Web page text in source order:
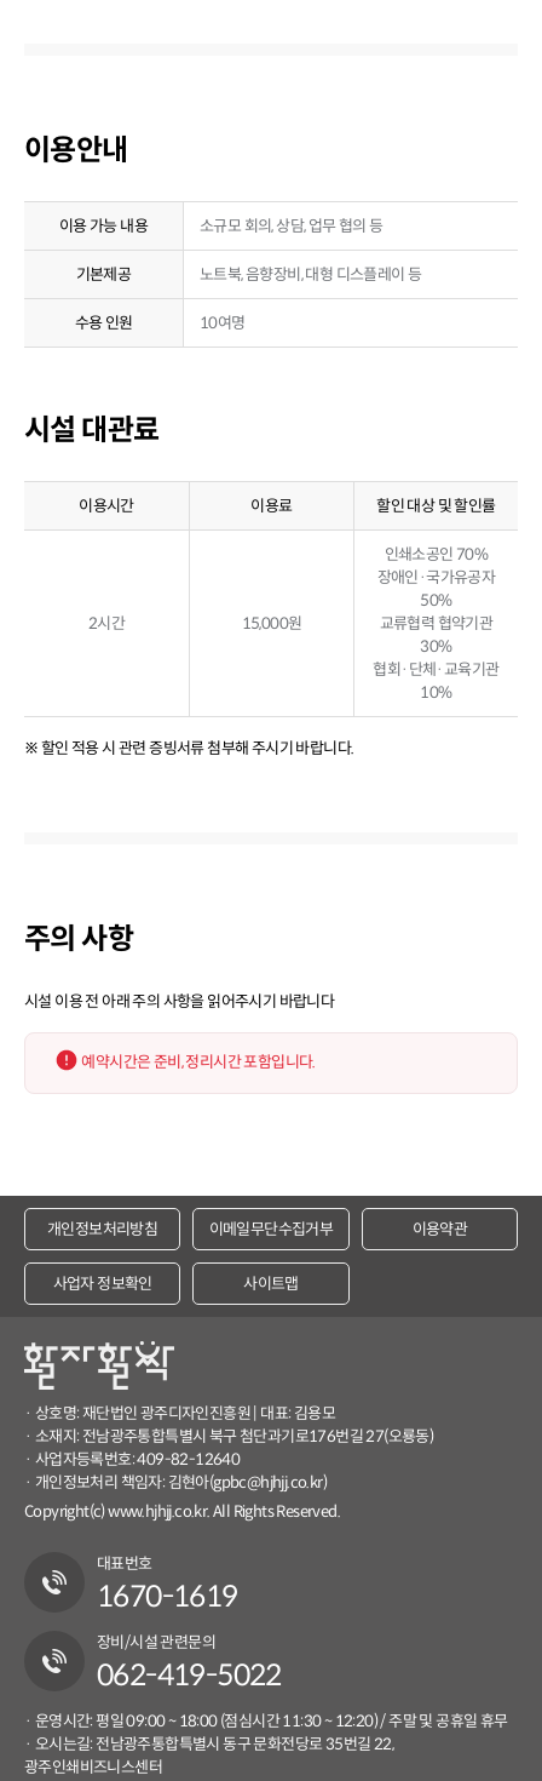
이용안내
이용 가능 내용 소규모 회의, 상담, 업무 협의 등
기본제공 노트북, 음향장비, 대형 디스플레이 등
수용 인원 10여명
시설 대관료
이용시간 이용료 할인 대상 및 할인률
2시간 15,000원
인쇄소공인 70%
장애인·국가유공자
50%
교류협력 협약기관
30%
협회·단체·교육기관
10%
※ 할인 적용 시 관련 증빙서류 첨부해 주시기 바랍니다.
주의 사항
시설 이용 전 아래 주의 사항을 읽어주시기 바랍니다
예약시간은 준비, 정리시간 포함입니다.
개인정보처리방침 이메일무단수집거부 이용약관
사업자 정보확인 사이트맵
· 상호명: 재단법인 광주디자인진흥원 | 대표: 김용모
· 소재지: 전남광주통합특별시 북구 첨단과기로176번길 27(오룡동)
· 사업자등록번호: 409-82-12640
· 개인정보처리 책임자: 김현아(gpbc@hjhjj.co.kr)
Copyright(c) www.hjhjj.co.kr. All Rights Reserved.
대표번호
1670-1619
장비/시설 관련문의
062-419-5022
· 운영시간: 평일 09:00 ~ 18:00 (점심시간 11:30 ~ 12:20) / 주말 및 공휴일 휴무
· 오시는길: 전남광주통합특별시 동구 문화전당로 35번길 22,
광주인쇄비즈니스센터